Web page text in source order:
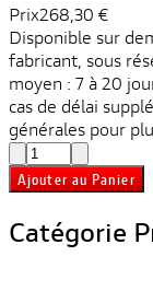
Prix268,30 €
Disponible sur
fabricant, sous
moyen : 7 à 20
cas de délai
générales pour
Ajouter au Panier
Catégorie